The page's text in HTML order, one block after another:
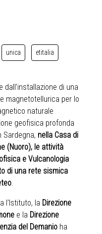
unica etitalia
di una
magnetotellurica per lo
naturale
geofisica profonda
Sardegna, nella Casa di
(Nuoro), le attività
e Vulcanologia
di una rete sismica
.
l'Istituto, la Direzione
e la Direzione
del Demanio ha